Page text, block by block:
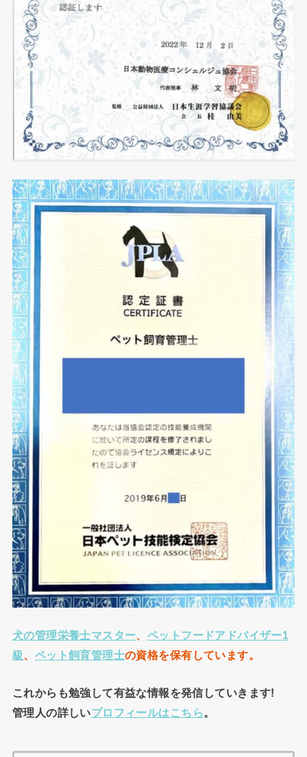
犬の管理栄養士マスター、 ペットフードアドバイザー1
級、 ペット飼育管理士の資格を保有しています。
これからも勉強して有益な情報を発信していきます!
管理人の詳しいプロフィールはこちら。